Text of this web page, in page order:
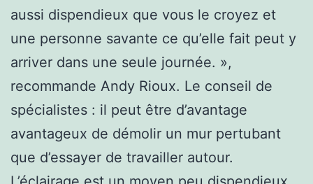
aussi dispendieux que vous le croyez et
une personne savante ce qu’elle fait peut y
arriver dans une seule journée. »,
recommande Andy Rioux. Le conseil de
spécialistes : il peut être d’avantage
avantageux de démolir un mur pertubant
que d’essayer de travailler autour.